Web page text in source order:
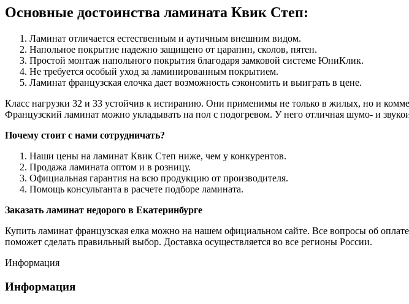
Основные достоинства ламината Квик Степ:
Ламинат отличается естественным и аутичным внешним видом.
Напольное покрытие надежно защищено от царапин, сколов, пятен.
Простой монтаж напольного покрытия благодаря замковой системе ЮниКлик.
Не требуется особый уход за ламинированным покрытием.
Ламинат французская елочка дает возможность сэкономить и выиграть в цене.
Класс нагрузки 32 и 33 устойчив к истиранию. Они применимы не только в жилых, но и
Французский ламинат можно укладывать на пол с подогревом. У него отличная шумо- и
Почему стоит с нами сотрудничать?
Наши цены на ламинат Квик Степ ниже, чем у конкурентов.
Продажа ламината оптом и в розницу.
Официальная гарантия на всю продукцию от производителя.
Помощь консультанта в расчете подборе ламината.
Заказать ламинат недорого в Екатеринбурге
Купить ламинат французская елка можно на нашем официальном сайте. Все вопросы об
поможет сделать правильный выбор. Доставка осуществляется во все регионы России.
Информация
Информация